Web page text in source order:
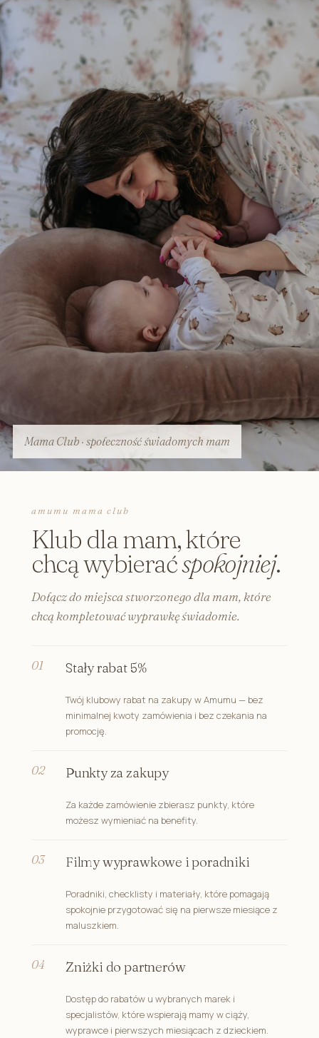
Mama Club · społeczność świadomych mam
amumu mama club
Klub dla mam, które
chcą wybieraćspokojniej.
Dołącz do miejsca stworzonego dla mam, które
chcą kompletować wyprawkę świadomie.
Stały rabat 5%
Twój klubowy rabat na zakupy w Amumu — bez
minimalnej kwoty zamówienia i bez czekania na
promocję.
Punkty za zakupy
Za każde zamówienie zbierasz punkty, które
możesz wymieniać na benefity.
Filmy wyprawkowe i poradniki
Poradniki, checklisty i materiały, które pomagają
spokojnie przygotować się na pierwsze miesiące z
maluszkiem.
Zniżki do partnerów
Dostęp do rabatów u wybranych marek i
specjalistów, które wspierają mamy w ciąży,
wyprawce i pierwszych miesiącach z dzieckiem.